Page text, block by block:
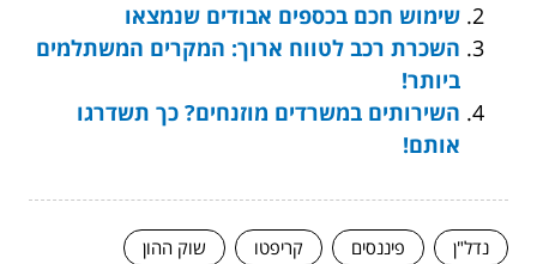
שימוש חכם בכספים אבודים שנמצאו
השכרת רכב לטווח ארוך: המקרים המשתלמים
ביותר!
השירותים במשרדים מוזנחים? כך תשדרגו
אותם!
נדל"ן פיננסים קריפטו שוק ההון